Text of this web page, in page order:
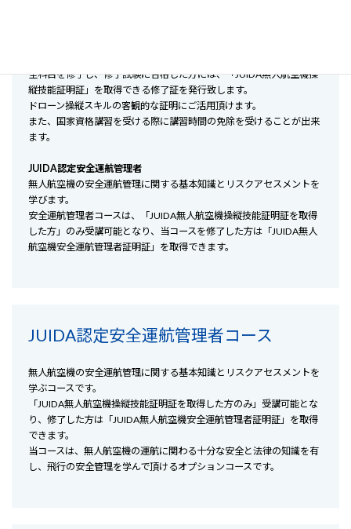
全科目を修了し、修了試験に合格した方には、「JUIDA無人航空機操
縦技能証明証」を取得できる修了証を発行致します。
ドローン操縦スキルの客観的な証明にご活用頂けます。
また、国家資格講習を受ける際に講習時間の免除を受けることが出来
ます。
JUIDA認定安全運航管理者
無人航空機の安全運航管理に関する基本知識とリスクアセスメントを
学びます。
安全運航管理者コースは、「JUIDA無人航空機操縦技能証明証を取得
した方」のみ受講可能となり、当コースを修了した方は「JUIDA無人
航空機安全運航管理者証明証」を取得できます。
JUIDA認定安全運航管理者コース
無人航空機の安全運航管理に関する基本知識とリスクアセスメントを
学ぶコースです。
「JUIDA無人航空機操縦技能証明証を取得した方のみ」受講可能とな
り、修了した方は「JUIDA無人航空機安全運航管理者証明証」を取得
できます。
当コースは、無人航空機の運航に関わる十分な安全と法律の知識を有
し、飛行の安全管理を学んで頂けるオプションコースです。